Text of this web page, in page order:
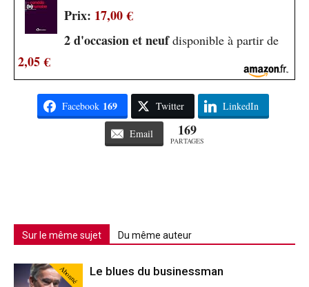
Prix: 17,00 €
2 d'occasion et neufdisponible à partir de
2,05 €
Facebook 169 Twitter LinkedIn
Email 169
PARTAGES
Sur le même sujet Du même auteur
Abonné Le blues du businessman